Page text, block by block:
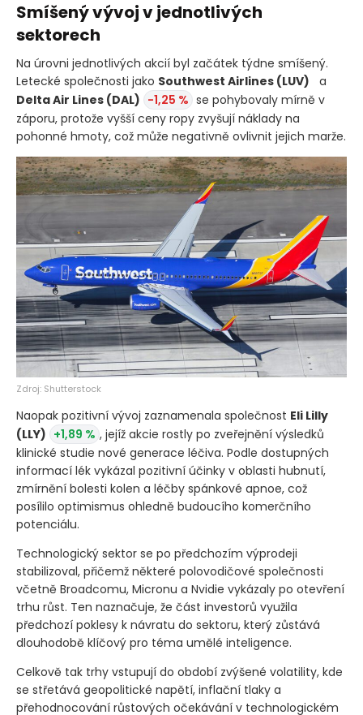
Smíšený vývoj v jednotlivých
sektorech
Na úrovni jednotlivých akcií byl začátek týdne smíšený.
Letecké společnosti jako Southwest Airlines (LUV)
a
Delta Air Lines (DAL) -1,25 % se pohybovaly mírně v
záporu, protože vyšší ceny ropy zvyšují náklady na
pohonné hmoty, což může negativně ovlivnit jejich marže.
Zdroj: Shutterstock
Naopak pozitivní vývoj zaznamenala společnost Eli Lilly
(LLY) +1,89 % , jejíž akcie rostly po zveřejnění výsledků
klinické studie nové generace léčiva. Podle dostupných
informací lék vykázal pozitivní účinky v oblasti hubnutí,
zmírnění bolesti kolen a léčby spánkové apnoe, což
posílilo optimismus ohledně budoucího komerčního
potenciálu.
Technologický sektor se po předchozím výprodeji
stabilizoval, přičemž některé polovodičové společnosti
včetně Broadcomu, Micronu a Nvidie vykázaly po otevření
trhu růst. Ten naznačuje, že část investorů využila
předchozí poklesy k návratu do sektoru, který zůstává
dlouhodobě klíčový pro téma umělé inteligence.
Celkově tak trhy vstupují do období zvýšené volatility, kde
se střetává geopolitické napětí, inflační tlaky a
přehodnocování růstových očekávání v technologickém